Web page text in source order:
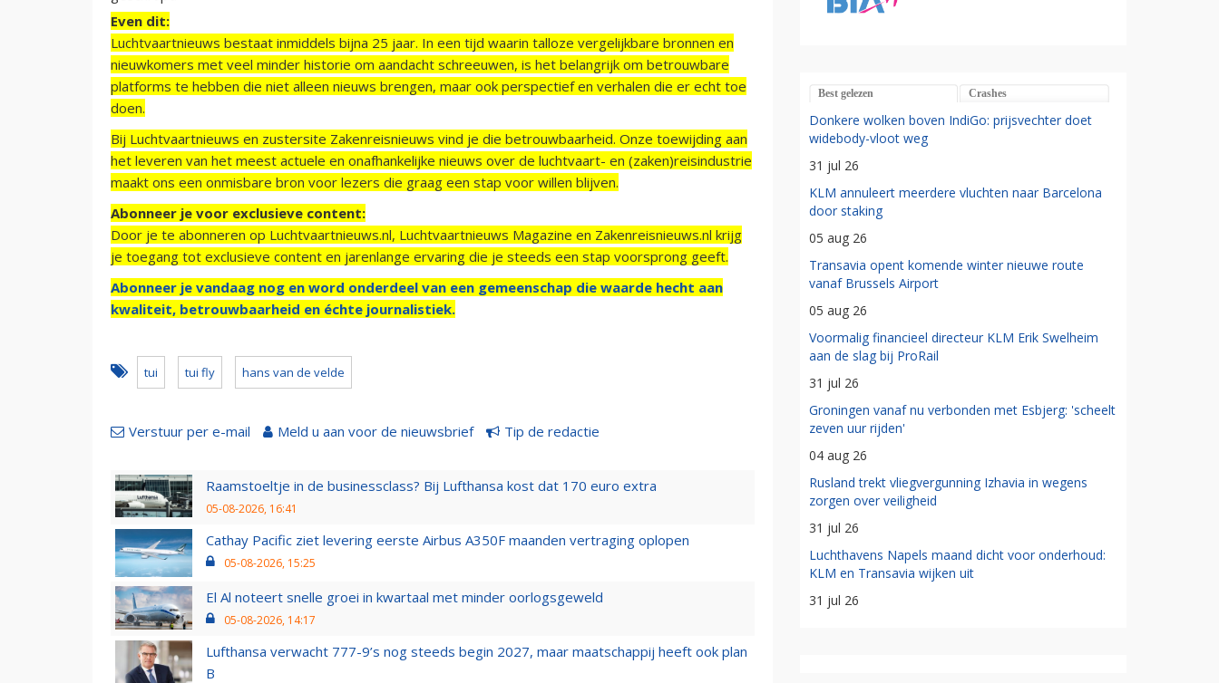
Even dit:
Luchtvaartnieuws bestaat inmiddels bijna 25 jaar. In een tijd waarin talloze vergelijkbare bronnen en
nieuwkomers met veel minder historie om aandacht schreeuwen, is het belangrijk om betrouwbare
platforms te hebben die niet alleen nieuws brengen, maar ook perspectief en verhalen die er echt toe
doen.
Bij Luchtvaartnieuws en zustersite Zakenreisnieuws vind je die betrouwbaarheid. Onze toewijding aan
het leveren van het meest actuele en onafhankelijke nieuws over de luchtvaart- en (zaken)reisindustrie
maakt ons een onmisbare bron voor lezers die graag een stap voor willen blijven.
Abonneer je voor exclusieve content:
Door je te abonneren op Luchtvaartnieuws.nl, Luchtvaartnieuws Magazine en Zakenreisnieuws.nl krijg
je toegang tot exclusieve content en jarenlange ervaring die je steeds een stap voorsprong geeft.
Abonneer je vandaag nog en word onderdeel van een gemeenschap die waarde hecht aan
kwaliteit, betrouwbaarheid en échte journalistiek.
tui tui fly hans van de velde
Verstuur per e-mail Meld u aan voor de nieuwsbrief Tip de redactie
Raamstoeltje in de businessclass? Bij Lufthansa kost dat 170 euro extra
05-08-2026, 16:41
Cathay Pacific ziet levering eerste Airbus A350F maanden vertraging oplopen
05-08-2026, 15:25
El Al noteert snelle groei in kwartaal met minder oorlogsgeweld
05-08-2026, 14:17
Lufthansa verwacht 777-9’s nog steeds begin 2027, maar maatschappij heeft ook plan
B
Best gelezen Crashes
Donkere wolken boven IndiGo: prijsvechter doet
widebody-vloot weg
31 jul 26
KLM annuleert meerdere vluchten naar Barcelona
door staking
05 aug 26
Transavia opent komende winter nieuwe route
vanaf Brussels Airport
05 aug 26
Voormalig financieel directeur KLM Erik Swelheim
aan de slag bij ProRail
31 jul 26
Groningen vanaf nu verbonden met Esbjerg: 'scheelt
zeven uur rijden'
04 aug 26
Rusland trekt vliegvergunning Izhavia in wegens
zorgen over veiligheid
31 jul 26
Luchthavens Napels maand dicht voor onderhoud:
KLM en Transavia wijken uit
31 jul 26